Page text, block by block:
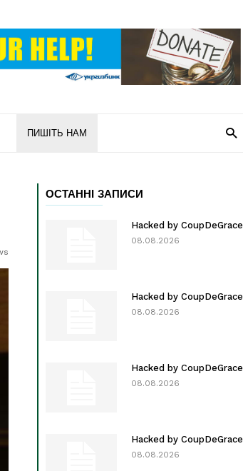
ПИШІТЬ НАМ
ОСТАННІ ЗАПИСИ
Hacked by CoupDeGrace
08.08.2026
Hacked by CoupDeGrace
08.08.2026
Hacked by CoupDeGrace
08.08.2026
Hacked by CoupDeGrace
08.08.2026